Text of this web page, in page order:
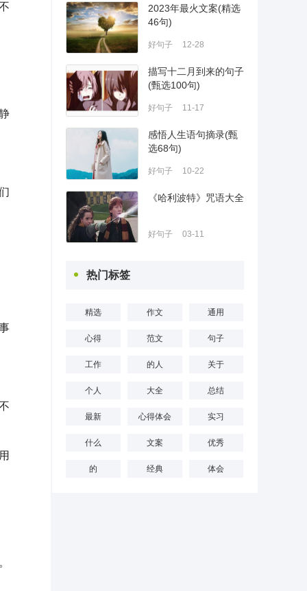
2023年最火文案(精选
46句)
好句子 12-28
描写十二月到来的句子
(甄选100句)
好句子 11-17
感悟人生语句摘录(甄
选68句)
好句子 10-22
《哈利波特》咒语大全
好句子 03-11
热门标签
精选 作文 通用
心得 范文 句子
工作 的人 关于
个人 大全 总结
最新 心得体会 实习
什么 文案 优秀
的 经典 体会